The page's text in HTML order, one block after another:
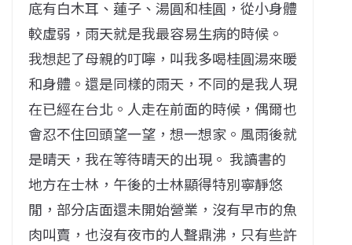
底有白木耳、蓮子、湯圓和桂圓，從小身體
較虛弱，雨天就是我最容易生病的時候。
我想起了母親的叮嚀，叫我多喝桂圓湯來暖
和身體。還是同樣的雨天，不同的是我人現
在已經在台北。人走在前面的時候，偶爾也
會忍不住回頭望一望，想一想家。風雨後就
是晴天，我在等待晴天的出現。 我讀書的
地方在士林，午後的士林顯得特別寧靜悠
閒，部分店面還未開始營業，沒有早市的魚
肉叫賣，也沒有夜市的人聲鼎沸，只有些許